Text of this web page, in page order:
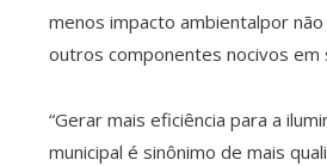
menos impacto ambientalpor
outros componentes nocivos em
“Gerar mais eficiência para a
municipal é sinônimo de mais